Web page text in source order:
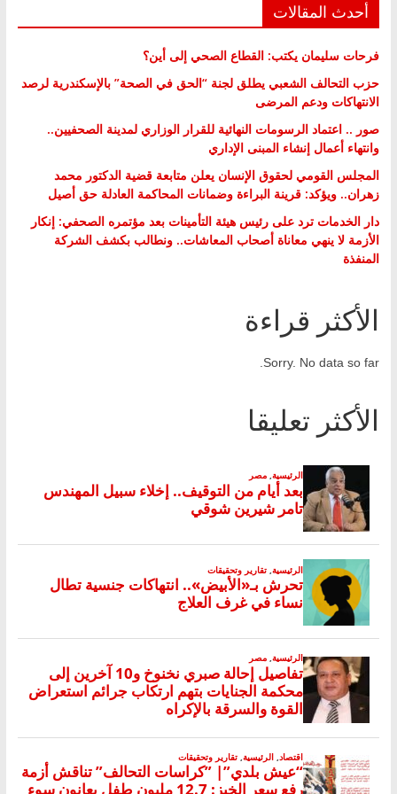
أحدث المقالات
فرحات سليمان يكتب: القطاع الصحي إلى أين؟
حزب التحالف الشعبي يطلق لجنة “الحق في الصحة” بالإسكندرية لرصد
الانتهاكات ودعم المرضى
صور .. اعتماد الرسومات النهائية للقرار الوزاري لمدينة الصحفيين..
وانتهاء أعمال إنشاء المبنى الإداري
المجلس القومي لحقوق الإنسان يعلن متابعة قضية الدكتور محمد
زهران.. ويؤكد: قرينة البراءة وضمانات المحاكمة العادلة حق أصيل
دار الخدمات ترد على رئيس هيئة التأمينات بعد مؤتمره الصحفي: إنكار
الأزمة لا ينهي معاناة أصحاب المعاشات.. ونطالب بكشف الشركة
المنفذة
الأكثر قراءة
Sorry. No data so far.
الأكثر تعليقا